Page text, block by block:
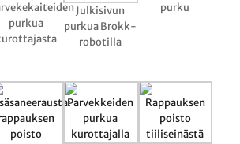
purkua
Julkisivun
purkua Brokk-
robotilla
purku